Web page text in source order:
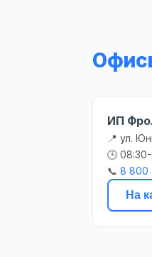
ИП
📍 ул.
🕒
📞 8 800
На